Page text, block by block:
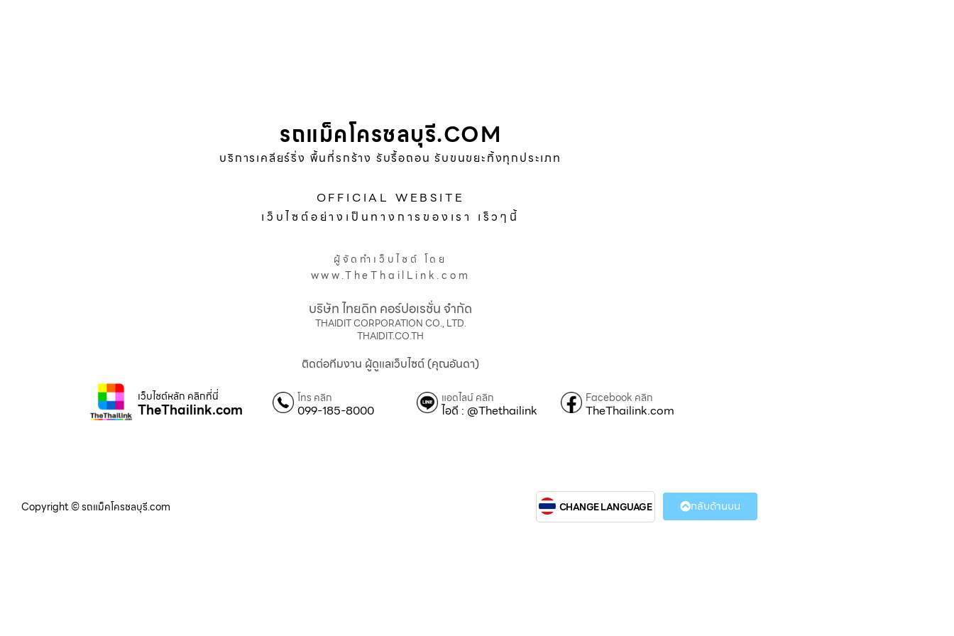
รถแม็คโครชลบุรี.COM
บริการเคลียร์ริ่ง พื้นที่รกร้าง รับรื้อถอน รับขนขยะทิ้งทุกประเภท
OFFICIAL WEBSITE
เว็บไซต์อย่างเป็นทางการของเรา เร็วๆนี้
ผู้จัดทำเว็บไซต์ โดย
www.TheThailLink.com
บริษัท ไทยดิท คอร์ปอเรชั่น จำกัด
THAIDIT CORPORATION CO., LTD.
THAIDIT.CO.TH
ติดต่อทีมงาน ผู้ดูแลเว็บไซต์ (คุณอันดา)
เว็บไซต์หลัก คลิกที่นี่
TheThailink.com
โทร คลิก
099-185-8000
แอดไลน์ คลิก
ไอดี : @Thethailink
Facebook คลิก
TheThailink.com
Copyright © รถแม็คโครชลบุรี.com CHANGE LANGUAGE กลับด้านบน